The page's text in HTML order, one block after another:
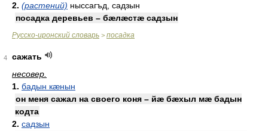
2. (растений) ныссагъд, садзын
посадка деревьев – бæлæстæ садзын
Русско-иронский словарь > посадка
4
сажать
несовер.
1. бадын кæнын
он меня сажал на своего коня – йæ бæхыл мæ бадын
кодта
2. садзын